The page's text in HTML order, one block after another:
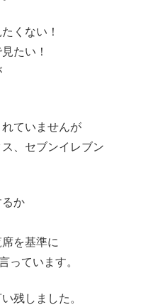
くない！
たい！
ていませんが
、セブンイレブン
か
を基準に
っています。
残しました。